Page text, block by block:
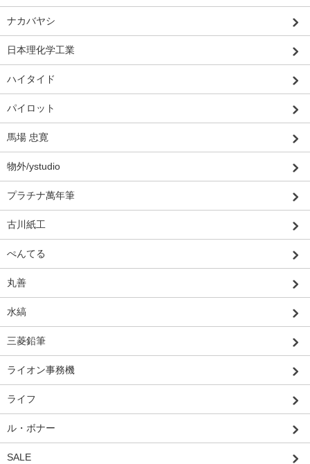
ナカバヤシ
日本理化学工業
ハイタイド
パイロット
馬場 忠寛
物外/ystudio
プラチナ萬年筆
古川紙工
ぺんてる
丸善
水縞
三菱鉛筆
ライオン事務機
ライフ
ル・ボナー
SALE